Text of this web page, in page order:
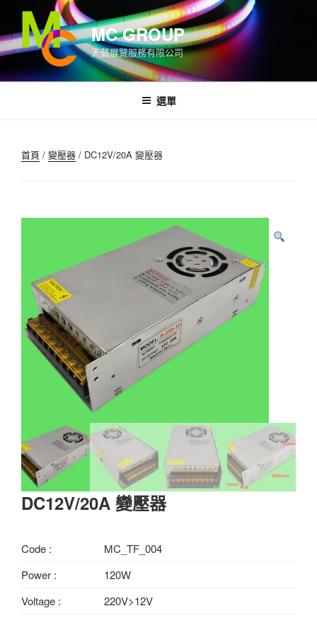
內
容
MC GROUP
天藝展覽服務有限公司
選單
首頁 / 變壓器 / DC12V/20A 變壓器
DC12V/20A 變壓器
Code :
MC_TF_004
Power :
120W
Voltage :
220V>12V